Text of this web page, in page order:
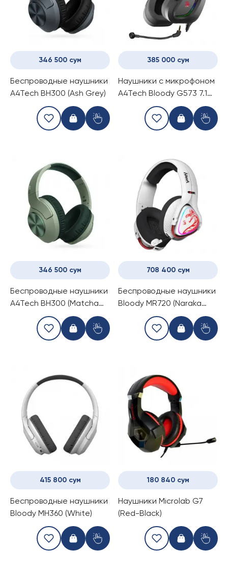
346 500 сум
Беспроводные наушники
A4Tech BH300 (Ash Grey)
385 000 сум
Наушники с микрофоном
A4Tech Bloody G573 7.1
346 500 сум
Беспроводные наушники
A4Tech BH300 (Matcha
708 400 сум
Беспроводные наушники
Bloody MR720 (Naraka
415 800 сум
Беспроводные наушники
Bloody MH360 (White)
180 840 сум
Наушники Microlab G7
(Red-Black)